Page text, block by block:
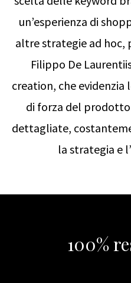
un’esperienza di
altre strategie ad hoc,
Filippo De
creation, che
di forza del
dettagliate,
la strategia e
100%